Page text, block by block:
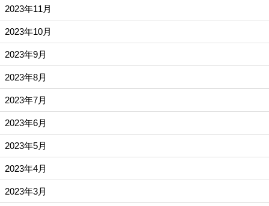
2023年11月
2023年10月
2023年9月
2023年8月
2023年7月
2023年6月
2023年5月
2023年4月
2023年3月